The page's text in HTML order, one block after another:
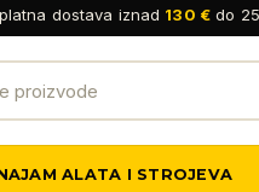
dostava iznad 130 € do
ALATA I STROJEVA